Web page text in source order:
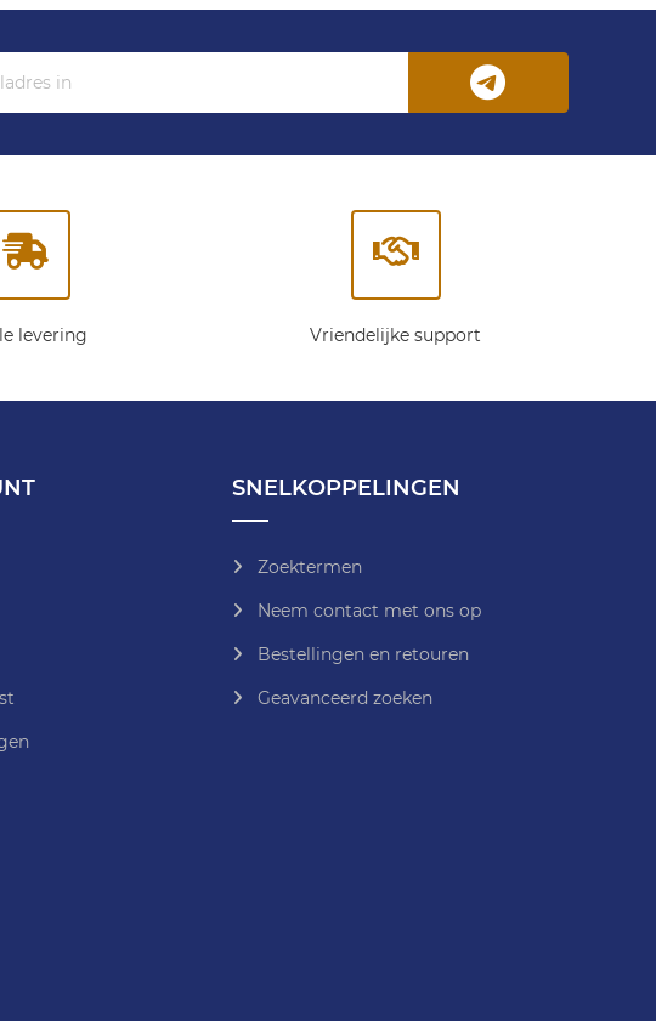
levering Vriendelijke support
SNELKOPPELINGEN
Zoektermen
Neem contact met ons op
Bestellingen en retouren
Geavanceerd zoeken